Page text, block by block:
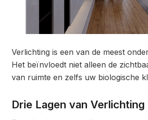
Verlichting is een van de meest
Het beïnvloedt niet alleen de
van ruimte en zelfs uw biologische
Drie Lagen van Verlichting